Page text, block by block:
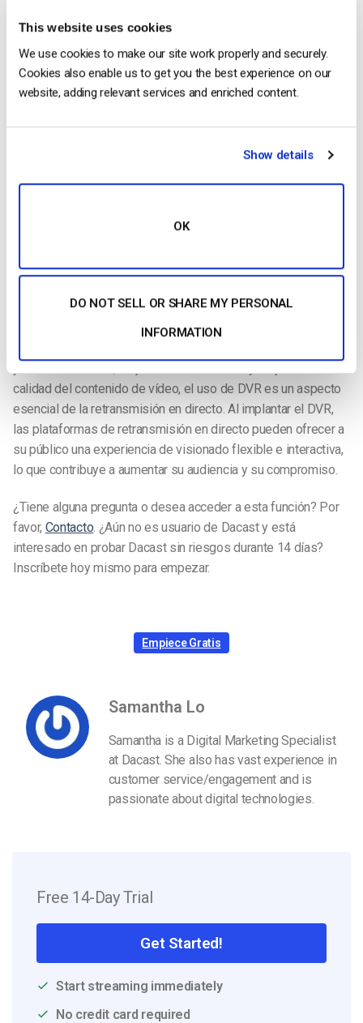
This website uses cookies
We use cookies to make our site work properly and securely.
Cookies also enable us to get you the best experience on our
website, adding relevant services and enriched content.
Show details
OK
DO NOT SELL OR SHARE MY PERSONAL
INFORMATION
3. Pulsa Crear una vez hecho.
Nota:
Una vez que haya creado el canal de retransmisión en directo
En conclusión, el uso de DVR en una plataforma de
contenidos de vídeo en directo de alta calidad. Gracias a su
capacidad para mejorar la participación de los espectadores,
calidad del contenido de vídeo, el uso de DVR es un aspecto
esencial de la retransmisión en directo. Al implantar el DVR,
las plataformas de retransmisión en directo pueden ofrecer a
su público una experiencia de visionado flexible e interactiva,
lo que contribuye a aumentar su audiencia y su compromiso.
¿Tiene alguna pregunta o desea acceder a esta función? Por
favor, Contacto. ¿Aún no es usuario de Dacast y está
interesado en probar Dacast sin riesgos durante 14 días?
Inscríbete hoy mismo para empezar.
Empiece Gratis
Samantha Lo
Samantha is a Digital Marketing Specialist
at Dacast. She also has vast experience in
customer service/engagement and is
passionate about digital technologies.
Free 14-Day Trial
Get Started!
Start streaming immediately
No credit card required